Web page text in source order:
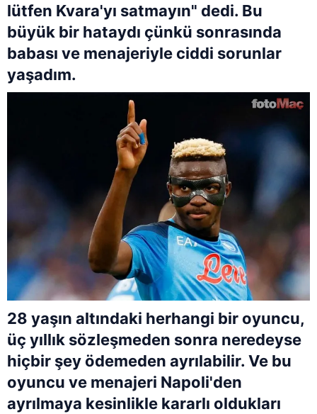
lütfen Kvara'yı satmayın" dedi. Bu
büyük bir hataydı çünkü sonrasında
babası ve menajeriyle ciddi sorunlar
yaşadım.
28 yaşın altındaki herhangi bir oyuncu,
üç yıllık sözleşmeden sonra neredeyse
hiçbir şey ödemeden ayrılabilir. Ve bu
oyuncu ve menajeri Napoli'den
ayrılmaya kesinlikle kararlı oldukları